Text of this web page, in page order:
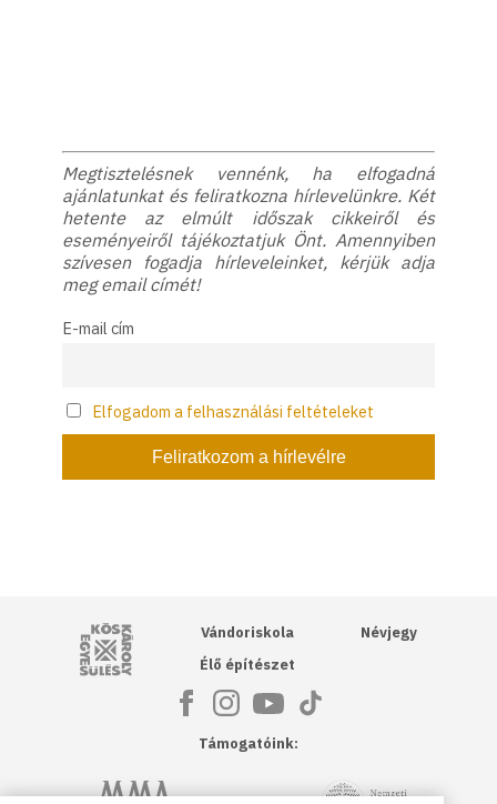
Megtisztelésnek vennénk, ha elfogadná
ajánlatunkat és feliratkozna hírlevelünkre. Két
hetente az elmúlt időszak cikkeiről és
eseményeiről tájékoztatjuk Önt. Amennyiben
szívesen fogadja hírleveleinket, kérjük adja
meg email címét!
E-mail cím
Elfogadom a felhasználási feltételeket
Kós Károly Egyesülés
Vándoriskola
Élő építészet
Névjegy
Támogatóink:
Magyar Művészeti Akadémia NKA